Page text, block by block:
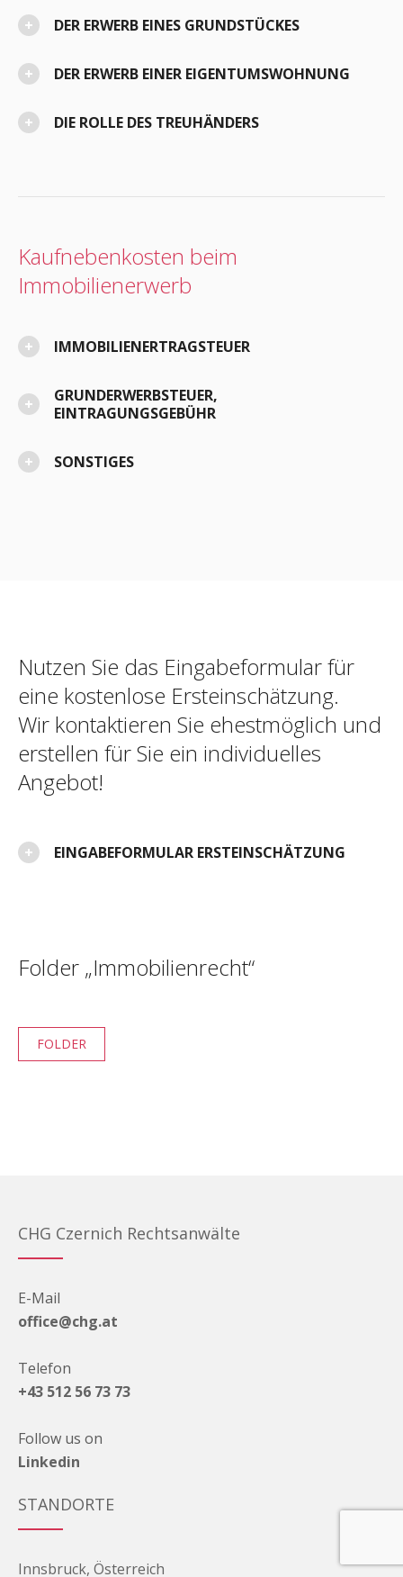
DER ERWERB EINES GRUNDSTÜCKES
DER ERWERB EINER EIGENTUMSWOHNUNG
DIE ROLLE DES TREUHÄNDERS
Kaufnebenkosten beim
Immobilienerwerb
IMMOBILIENERTRAGSTEUER
GRUNDERWERBSTEUER,
EINTRAGUNGSGEBÜHR
SONSTIGES
Nutzen Sie das Eingabeformular für
eine kostenlose Ersteinschätzung.
Wir kontaktieren Sie ehestmöglich und
erstellen für Sie ein individuelles
Angebot!
EINGABEFORMULAR ERSTEINSCHÄTZUNG
Folder „Immobilienrecht“
FOLDER
CHG Czernich Rechtsanwälte
E-Mail
office@chg.at
Telefon
+43 512 56 73 73
Follow us on
Linkedin
STANDORTE
Innsbruck, Österreich